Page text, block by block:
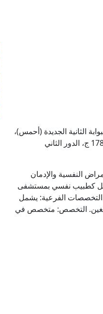
الثانية الجديدة (أحمس)،
النفسية والإدمان
كطبيب نفسي بمستشفى
التخصصات الفرعية: يشمل
التخصص: متخصص في